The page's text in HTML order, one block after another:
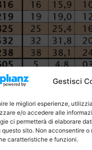
Gestisci
le migliori esperienze,
e/o accedere alle
ci permetterà di elaborare
questo sito. Non acconsentire
caratteristiche e funzioni.